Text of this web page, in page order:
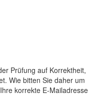
Prüfung auf Korrektheit,
Wie bitten Sie daher um
korrekte E-Mailadresse